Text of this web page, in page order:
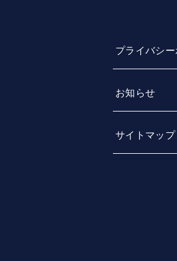
プライバシ
お知らせ
サイトマップ